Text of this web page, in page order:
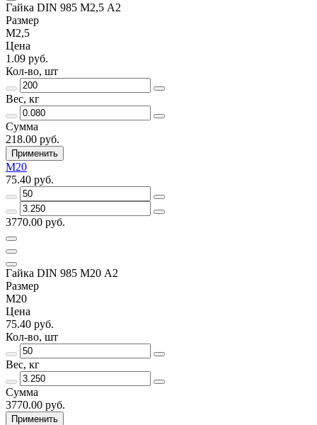
Гайка DIN 985 М2,5 А2
Размер
М2,5
Цена
1.09 руб.
Кол-во, шт
Вес, кг
Сумма
218.00 руб.
Применить
М20
75.40 руб.
3770.00 руб.
Гайка DIN 985 М20 А2
Размер
М20
Цена
75.40 руб.
Кол-во, шт
Вес, кг
Сумма
3770.00 руб.
Применить